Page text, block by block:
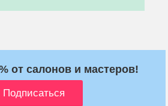
от салонов и мастеров!